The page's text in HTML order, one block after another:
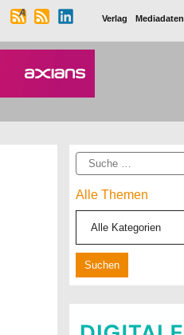
Verlag Mediadaten
Suche
Alle Themen